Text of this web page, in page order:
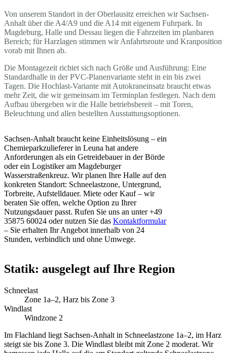
Von unserem Standort in der Oberlausitz erreichen wir Sachsen-
Anhalt über die A4/A9 und die A14 mit eigenem Fuhrpark. In
Magdeburg, Halle und Dessau liegen die Fahrzeiten im planbaren
Bereich; für Harzlagen stimmen wir Anfahrtsroute und Kranposition
vorab mit Ihnen ab.
Die Montagezeit richtet sich nach Größe und Ausführung: Eine
Standardhalle in der PVC-Planenvariante steht in ein bis zwei
Tagen. Die Hochlast-Variante mit Autokraneinsatz braucht etwas
mehr Zeit, die wir gemeinsam im Terminplan festlegen. Nach dem
Aufbau übergeben wir die Halle betriebsbereit – mit Toren,
Beleuchtung und allen bestellten Ausstattungsoptionen.
Sachsen-Anhalt braucht keine Einheitslösung – ein
Chemieparkzulieferer in Leuna hat andere
Anforderungen als ein Getreidebauer in der Börde
oder ein Logistiker am Magdeburger
Wasserstraßenkreuz. Wir planen Ihre Halle auf den
konkreten Standort: Schneelastzone, Untergrund,
Torbreite, Aufstelldauer. Miete oder Kauf – wir
beraten Sie offen, welche Option zu Ihrer
Nutzungsdauer passt. Rufen Sie uns an unter +49
35875 60024 oder nutzen Sie das Kontaktformular
– Sie erhalten Ihr Angebot innerhalb von 24
Stunden, verbindlich und ohne Umwege.
Statik: ausgelegt auf Ihre Region
Schneelast
Zone 1a–2, Harz bis Zone 3
Windlast
Windzone 2
Im Flachland liegt Sachsen-Anhalt in Schneelastzone 1a–2, im Harz
steigt sie bis Zone 3. Die Windlast bleibt mit Zone 2 moderat. Wir